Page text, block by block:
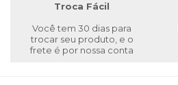
Troca Fácil
Você tem 30 dias para
trocar seu produto, e o
frete é por nossa conta